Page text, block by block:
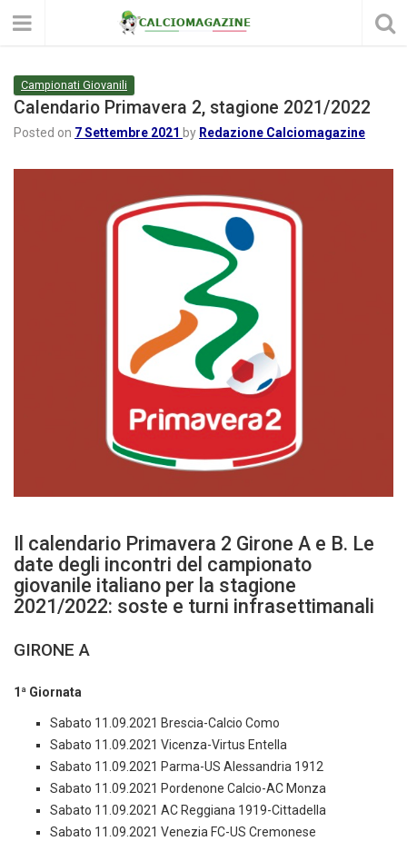
Campionati Giovanili
Calendario Primavera 2, stagione 2021/2022
Posted on 7 Settembre 2021 by Redazione Calciomagazine
Il calendario Primavera 2 Girone A e B. Le
date degli incontri del campionato
giovanile italiano per la stagione
2021/2022: soste e turni infrasettimanali
GIRONE A
1ª Giornata
Sabato 11.09.2021 Brescia-Calcio Como
Sabato 11.09.2021 Vicenza-Virtus Entella
Sabato 11.09.2021 Parma-US Alessandria 1912
Sabato 11.09.2021 Pordenone Calcio-AC Monza
Sabato 11.09.2021 AC Reggiana 1919-Cittadella
Sabato 11.09.2021 Venezia FC-US Cremonese